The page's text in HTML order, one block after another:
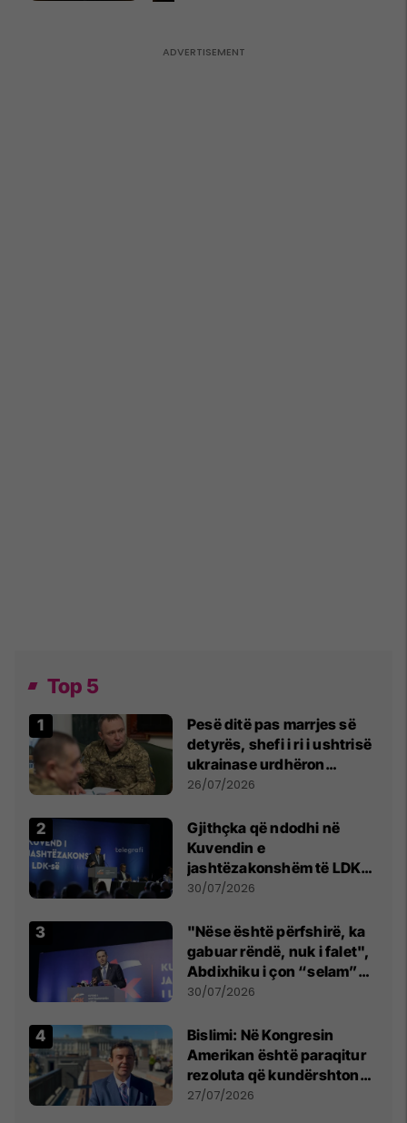
Top 5
Pesë ditë pas marrjes së
detyrës, shefi i ri i ushtrisë
ukrainase urdhëron
kontroll të madh
26/07/2026
Gjithçka që ndodhi në
Kuvendin e
jashtëzakonshëm të LDK-
së
30/07/2026
"Nëse është përfshirë, ka
gabuar rëndë, nuk i falet",
Abdixhiku i çon “selam”
Përparim Ramës
30/07/2026
Bislimi: Në Kongresin
Amerikan është paraqitur
rezoluta që kundërshton
mbajtjen e Asamblesë
27/07/2026